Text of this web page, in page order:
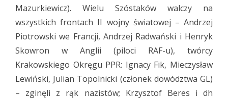
Mazurkiewicz). Wielu Szóstaków walczy na
wszystkich frontach II wojny światowej – Andrzej
Piotrowski we Francji, Andrzej Radwański i Henryk
Skowron w Anglii (piloci RAF-u), twórcy
Krakowskiego Okręgu PPR: Ignacy Fik, Mieczysław
Lewiński, Julian Topolnicki (członek dowództwa GL)
– zginęli z rąk nazistów; Krzysztof Beres i dh